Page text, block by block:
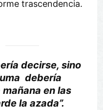
trascendencia.
decirse, sino
debería
en las
la azada”.